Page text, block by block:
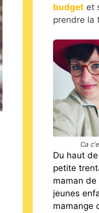
budget et
prendre la
Ca
Du haut
petite
maman
jeunes
mamange